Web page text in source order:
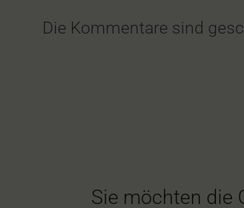
Die Kommentare sind
Sie möchten die